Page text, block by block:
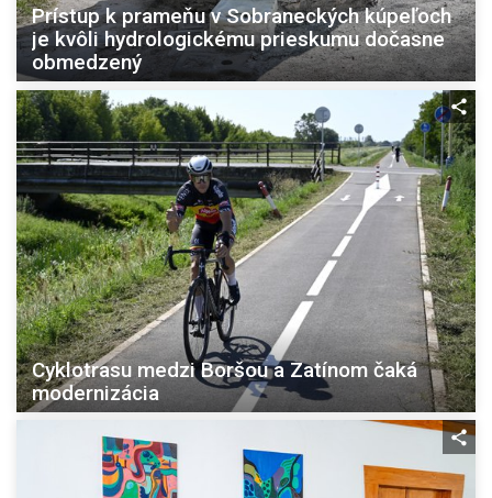
Prístup k prameňu v Sobraneckých kúpeľoch
je kvôli hydrologickému prieskumu dočasne
obmedzený
Cyklotrasu medzi Boršou a Zatínom čaká
modernizácia